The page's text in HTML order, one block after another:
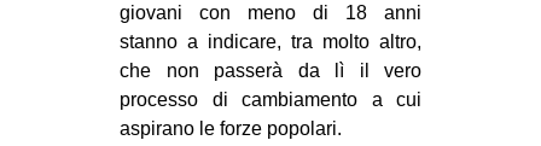
giovani con meno di 18 anni
stanno a indicare, tra molto altro,
che non passerà da lì il vero
processo di cambiamento a cui
aspirano le forze popolari.